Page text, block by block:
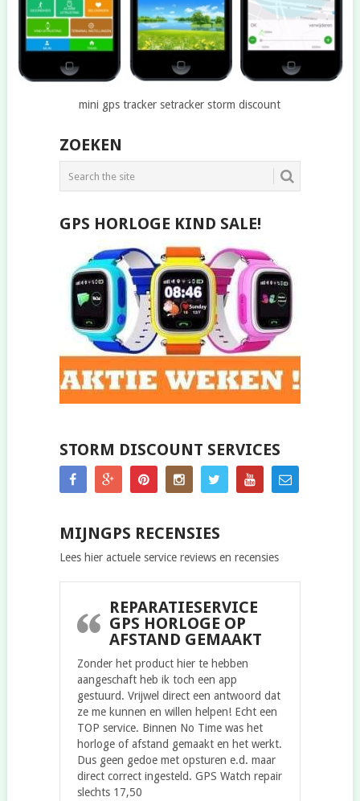
mini gps tracker setracker storm discount
ZOEKEN
GPS HORLOGE KIND SALE!
STORM DISCOUNT SERVICES
MIJNGPS RECENSIES
Lees hier actuele service reviews en recensies
REPARATIESERVICE
GPS HORLOGE OP
AFSTAND GEMAAKT
Zonder het product hier te hebben
aangeschaft heb ik toch een app
gestuurd. Vrijwel direct een antwoord dat
ze me kunnen en willen helpen! Echt een
TOP service. Binnen No Time was het
horloge of afstand gemaakt en het werkt.
Dus geen gedoe met opsturen e.d. maar
direct correct ingesteld. GPS Watch repair
slechts 17,50